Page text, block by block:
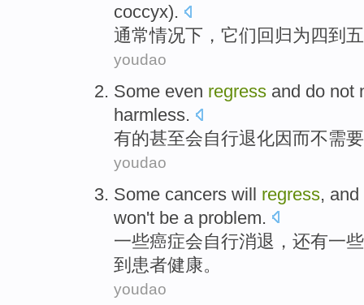
coccyx).
通常情况下 ， 它们 回归 为 四到 五
youdao
Some even regress and do not
harmless.
有的甚至会自行退化因而不需要
youdao
Some cancers will regress, and
won't be a problem.
一些癌症会自行消退 ， 还有一些
到患者健康。
youdao